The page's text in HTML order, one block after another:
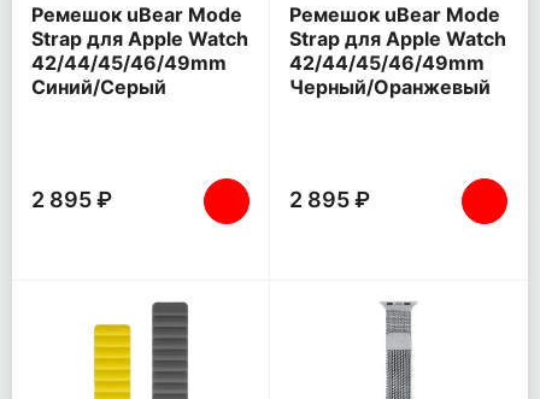
Ремешок uBear Mode
Strap для Apple Watch
42/44/45/46/49mm
Синий/Серый
2 895 ₽
Ремешок uBear Mode
Strap для Apple Watch
42/44/45/46/49mm
Черный/Оранжевый
2 895 ₽